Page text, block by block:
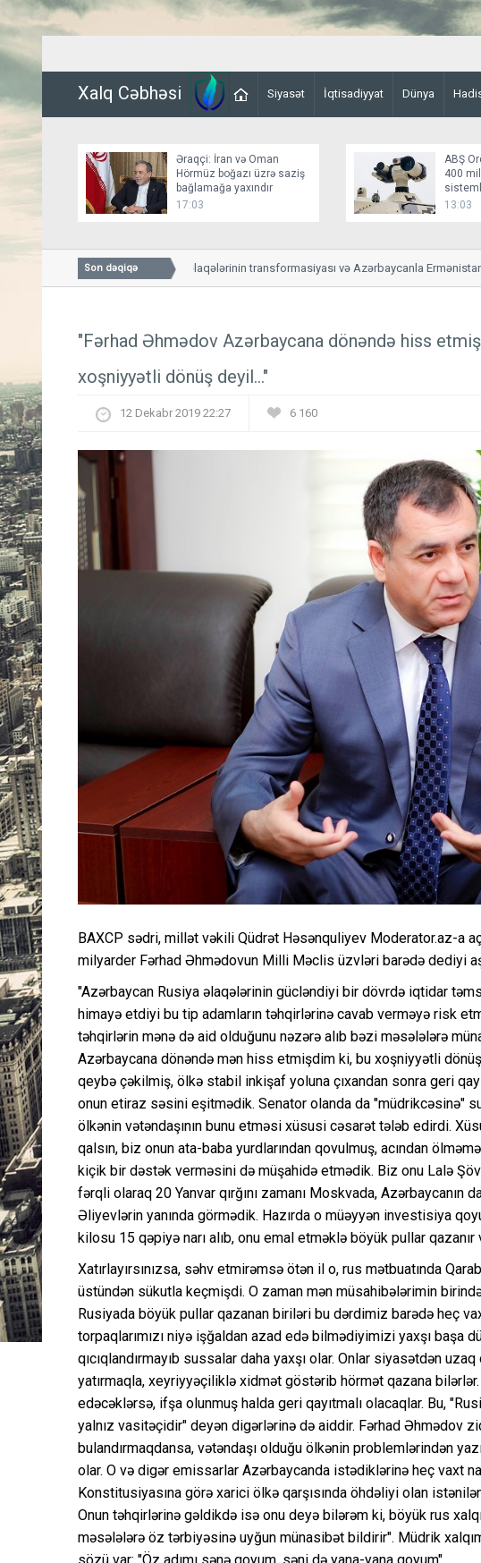
Xalq Cəbhəsi Siyasət İqtisadiyyat Dünya
Əraqçi: İran və Oman
Hörmüz boğazı üzrə saziş
bağlamağa yaxındır
17:03
ABŞ
400
13:03
Son dəqiqə
ABŞ-Azərbaycan əlaqələrinin transformasiyası və Azərbaycanla Ermənistan
yeni mərhələsi
"Fərhad Əhmədov Azərbaycana dönəndə hiss
xoşniyyətli dönüş deyil..."
12 Dekabr 2019 22:27 6 160
BAXCP sədri, millət vəkili Qüdrət Həsənquliyev Moderator.az-a
milyarder Fərhad Əhmədovun Milli Məclis üzvləri barədə dediyi
"Azərbaycan Rusiya əlaqələrinin gücləndiyi bir dövrdə iqtidar
himayə etdiyi bu tip adamların təhqirlərinə cavab verməyə risk
təhqirlərin mənə də aid olduğunu nəzərə alıb bəzi məsələlərə
Azərbaycana dönəndə mən hiss etmişdim ki, bu xoşniyyətli
qeybə çəkilmiş, ölkə stabil inkişaf yoluna çıxandan sonra geri
onun etiraz səsini eşitmədik. Senator olanda da "müdrikcəsinə"
ölkənin vətəndaşının bunu etməsi xüsusi cəsarət tələb edirdi.
qalsın, biz onun ata-baba yurdlarından qovulmuş, acından
kiçik bir dəstək verməsini də müşahidə etmədik. Biz onu Lalə
fərqli olaraq 20 Yanvar qırğını zamanı Moskvada, Azərbaycanın
Əliyevlərin yanında görmədik. Hazırda o müəyyən investisiya
kilosu 15 qəpiyə narı alıb, onu emal etməklə böyük pullar
Xatırlayırsınızsa, səhv etmirəmsə ötən il o, rus mətbuatında
üstündən sükutla keçmişdi. O zaman mən müsahibələrimin
Rusiyada böyük pullar qazanan biriləri bu dərdimiz barədə heç
torpaqlarımızı niyə işğaldan azad edə bilmədiyimizi yaxşı başa
qıcıqlandırmayıb sussalar daha yaxşı olar. Onlar siyasətdən
yatırmaqla, xeyriyyəçiliklə xidmət göstərib hörmət qazana
edəcəklərsə, ifşa olunmuş halda geri qayıtmalı olacaqlar. Bu,
yalnız vasitəçidir" deyən digərlərinə də aiddir. Fərhad Əhmədov
bulandırmaqdansa, vətəndaşı olduğu ölkənin problemlərindən
olar. O və digər emissarlar Azərbaycanda istədiklərinə heç vaxt
Konstitusiyasına görə xarici ölkə qarşısında öhdəliyi olan
Onun təhqirlərinə gəldikdə isə onu deyə bilərəm ki, böyük rus
məsələlərə öz tərbiyəsinə uyğun münasibət bildirir". Müdrik